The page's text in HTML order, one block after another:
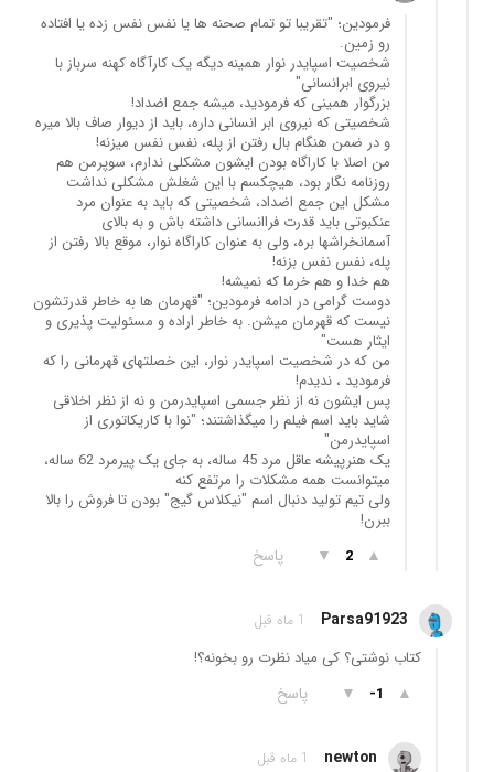
فرمودین؛ "تقریبا تو تمام صحنه ها یا نفس نفس زده یا افتاده
رو زمین.
شخصیت اسپایدر نوار همینه دیگه یک کارآگاه کهنه سرباز با
نیروی ابرانسانی"
بزرگوار همینی که فرمودید، میشه جمع اضداد!
شخصیتی که نیروی ابر انسانی داره، باید از دیوار صاف بالا میره
و در ضمن هنگام بال رفتن از پله، نفس نفس میزنه!
من اصلا با کاراگاه بودن ایشون مشکلی ندارم، سوپرمن هم
روزنامه نگار بود، هیچکسم با این شغلش مشکلی نداشت
مشکل این جمع اضداد، شخصیتی که باید به عنوان مرد
عنکبوتی باید قدرت فراانسانی داشته باش و به بالای
آسمانخراشها بره، ولی به عنوان کاراگاه نوار، موقع بالا رفتن از
پله، نفس نفس بزنه!
هم خدا و هم خرما که نمیشه!
دوست گرامی در ادامه فرمودین؛ "قهرمان ها به خاطر قدرتشون
نیست که قهرمان میشن. به خاطر اراده و مسئولیت پذیری و
ایثار هست"
من که در شخصیت اسپایدر نوار، این خصلتهای قهرمانی را که
فرمودید ، ندیدم!
پس ایشون نه از نظر جسمی اسپایدرمن و نه از نظر اخلاقی
شاید باید اسم فیلم را میگذاشتند؛ "نوا با کاریکاتوری از
اسپایدرمن"
یک هنرپیشه عاقل مرد 45 ساله، به جای یک پیرمرد 62 ساله،
میتوانست همه مشکلات را مرتفع کنه
ولی تیم تولید دنبال اسم "نیکلاس گیج" بودن تا فروش را بالا
ببرن!
▲
2
▼ پاسخ
Parsa91923 1 ماه قبل
کتاب نوشتی؟ کی میاد نظرت رو بخونه؟!
▲
-1
▼ پاسخ
newton 1 ماه قبل